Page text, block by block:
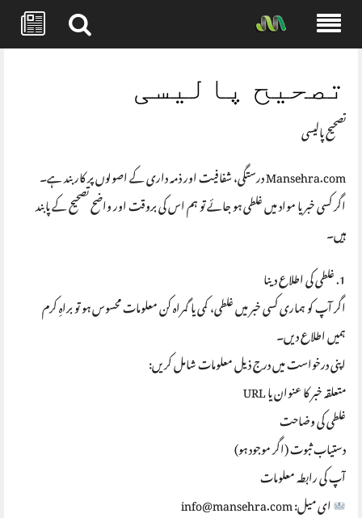
تصحیح پالیسی
تصحیح پالیسی
Mansehra.com درستگی، شفافیت اور ذمہ داری کے اصولوں پر کاربند ہے۔
اگر کسی خبر یا مواد میں غلطی ہو جائے تو ہم اس کی بروقت اور واضح تصحیح کے پابند
ہیں۔
1. غلطی کی اطلاع دینا
اگر آپ کو ہماری کسی خبر میں غلطی، کمی یا گمراہ کن معلومات محسوس ہو تو براہِ کرم
ہمیں اطلاع دیں۔
اپنی درخواست میں درج ذیل معلومات شامل کریں:
متعلقہ خبر کا عنوان یا URL
غلطی کی وضاحت
دستیاب ثبوت (اگر موجود ہو)
آپ کی رابطہ معلومات
ای میل: info@mansehra.com